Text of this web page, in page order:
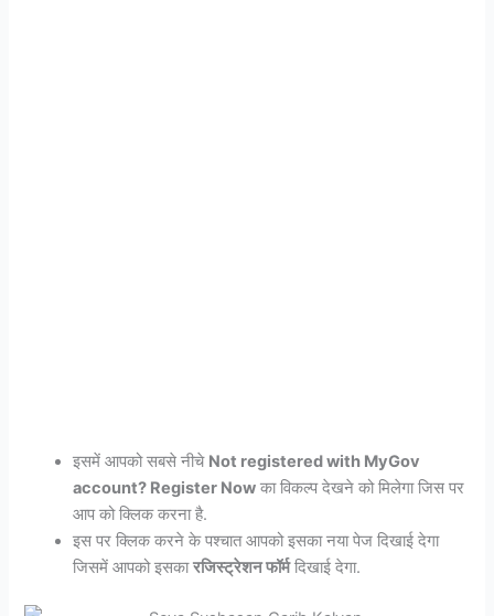
इसमें आपको सबसे नीचे Not registered with MyGov
account? Register Now का विकल्प देखने को मिलेगा जिस पर
आप को क्लिक करना है.
इस पर क्लिक करने के पश्चात आपको इसका नया पेज दिखाई देगा
जिसमें आपको इसकारजिस्ट्रेशन फॉर्मदिखाई देगा.